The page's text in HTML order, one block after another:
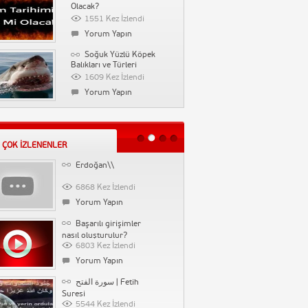
Olacak?
1551 Kez İzlendi
Yorum Yapın
Soğuk Yüzlü Köpek
Balıkları ve Türleri
1609 Kez İzlendi
Yorum Yapın
ile Yapan Cevri Kalfa
1527 Kez İzlendi
Yorum Yapın
Gazeteci Sabahattin
Önkibar Biyografi
Yorum Yapın
Saç Neden Yağlanır
Yorum Yapın
Sosyal Medyadan
İndirim Kuponları Kazanın
ÇOK İZLENENLER
89722 Kez İzlendi
Vaka-i Vakvakiye
(Çınar Vakası)
71304 Kez İzlendi
Tarihin Arka Odası-
Ortaylı53203 Kez İzlendi
Erdoğan\\
6868 Kez İzlendi
Yorum Yapın
Başarılı girişimler
nasıl oluşturulur?
6803 Kez İzlendi
Yorum Yapın
سورة الفتح | Fetih
Suresi
5544 Kez İzlendi